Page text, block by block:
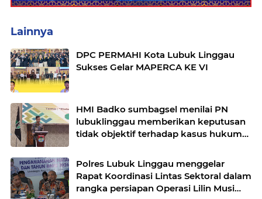
Lainnya
DPC PERMAHI Kota Lubuk Linggau
Sukses Gelar MAPERCA KE VI
HMI Badko sumbagsel menilai PN
lubuklinggau memberikan keputusan
tidak objektif terhadap kasus hukum
Polres Lubuk Linggau menggelar
Rapat Koordinasi Lintas Sektoral dalam
rangka persiapan Operasi Lilin Musi